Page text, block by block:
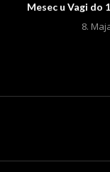
Mesec u Vagi do
8.